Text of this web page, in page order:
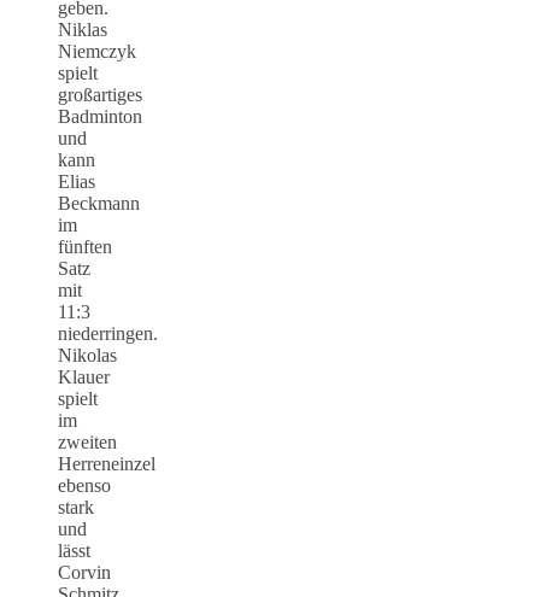
geben.
Niklas
Niemczyk
spielt
großartiges
Badminton
und
kann
Elias
Beckmann
im
fünften
Satz
mit
11:3
niederringen.
Nikolas
Klauer
spielt
im
zweiten
Herreneinzel
ebenso
stark
und
lässt
Corvin